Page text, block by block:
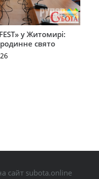
у Житомирі:
свято
сайт subota.online